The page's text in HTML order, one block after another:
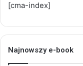
[cma-index]
Najnowszy e-book